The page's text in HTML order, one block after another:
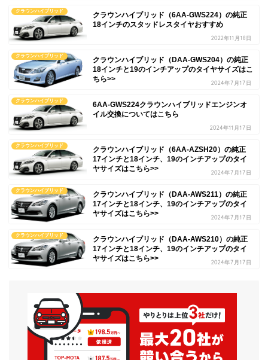
クラウンハイブリッド
クラウンハイブリッド（6AA-GWS224）の純正
18インチのスタッドレスタイヤおすすめ
2022年11月18日
クラウンハイブリッド
クラウンハイブリッド（DAA-GWS204）の純正
18インチと19のインチアップのタイヤサイズはこ
ちら>>
2024年7月17日
クラウンハイブリッド
6AA-GWS224クラウンハイブリッドエンジンオ
イル交換についてはこちら
2024年11月17日
クラウンハイブリッド
クラウンハイブリッド（6AA-AZSH20）の純正
17インチと18インチ、19のインチアップのタイ
ヤサイズはこちら>>
2024年7月17日
クラウンハイブリッド
クラウンハイブリッド（DAA-AWS211）の純正
17インチと18インチ、19のインチアップのタイ
ヤサイズはこちら>>
2024年7月17日
クラウンハイブリッド
クラウンハイブリッド（DAA-AWS210）の純正
17インチと18インチ、19のインチアップのタイ
ヤサイズはこちら>>
2024年7月17日